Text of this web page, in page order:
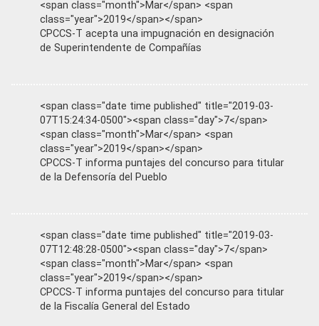
<span class="month">Mar</span> <span
class="year">2019</span></span>
CPCCS-T acepta una impugnación en designación
de Superintendente de Compañías
<span class="date time published" title="2019-03-
07T15:24:34-0500"><span class="day">7</span>
<span class="month">Mar</span> <span
class="year">2019</span></span>
CPCCS-T informa puntajes del concurso para titular
de la Defensoría del Pueblo
<span class="date time published" title="2019-03-
07T12:48:28-0500"><span class="day">7</span>
<span class="month">Mar</span> <span
class="year">2019</span></span>
CPCCS-T informa puntajes del concurso para titular
de la Fiscalía General del Estado